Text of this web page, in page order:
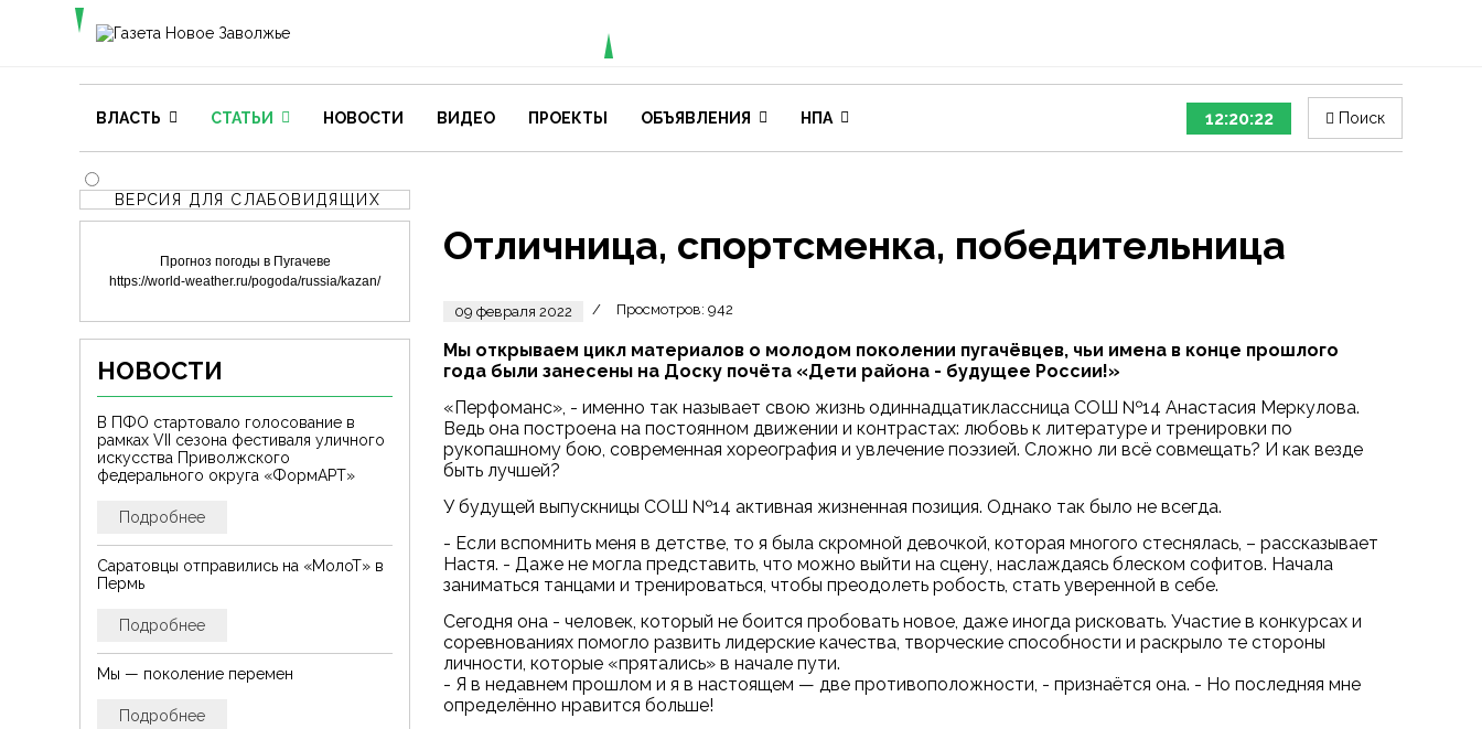
ВЛАСТЬ СТАТЬИ НОВОСТИ ВИДЕО ПРОЕКТЫ ОБЪЯВЛЕНИЯ НПА 12:20:23 Поиск
ВЕРСИЯ ДЛЯ СЛАБОВИДЯЩИХ
Прогноз погоды в Пугачеве
https://world-weather.ru/pogoda/russia/kazan/
НОВОСТИ
В ПФО стартовало голосование в
рамках VII сезона фестиваля уличного
искусства Приволжского
федерального округа «ФормАРТ»
Подробнее
Саратовцы отправились на «МолоТ» в
Пермь
Подробнее
Мы — поколение перемен
Подробнее
Отличница, спортсменка, победительница
09 февраля 2022 Просмотров: 942
Мы открываем цикл материалов о молодом поколении пугачёвцев, чьи имена в конце прошлого
года были занесены на Доску почёта «Дети района - будущее России!»
«Перфоманс», - именно так называет свою жизнь одиннадцатиклассница СОШ №14 Анастасия Меркулова.
Ведь она построена на постоянном движении и контрастах: любовь к литературе и тренировки по
рукопашному бою, современная хореография и увлечение поэзией. Сложно ли всё совмещать? И как везде
быть лучшей?
У будущей выпускницы СОШ №14 активная жизненная позиция. Однако так было не всегда.
- Если вспомнить меня в детстве, то я была скромной девочкой, которая многого стеснялась, – рассказывает
Настя. - Даже не могла представить, что можно выйти на сцену, наслаждаясь блеском софитов. Начала
заниматься танцами и тренироваться, чтобы преодолеть робость, стать уверенной в себе.
Сегодня она - человек, который не боится пробовать новое, даже иногда рисковать. Участие в конкурсах и
соревнованиях помогло развить лидерские качества, творческие способности и раскрыло те стороны
личности, которые «прятались» в начале пути.
- Я в недавнем прошлом и я в настоящем — две противоположности, - признаётся она. - Но последняя мне
определённо нравится больше!